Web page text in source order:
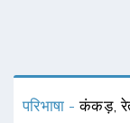
परिभाषा -कंकड़,